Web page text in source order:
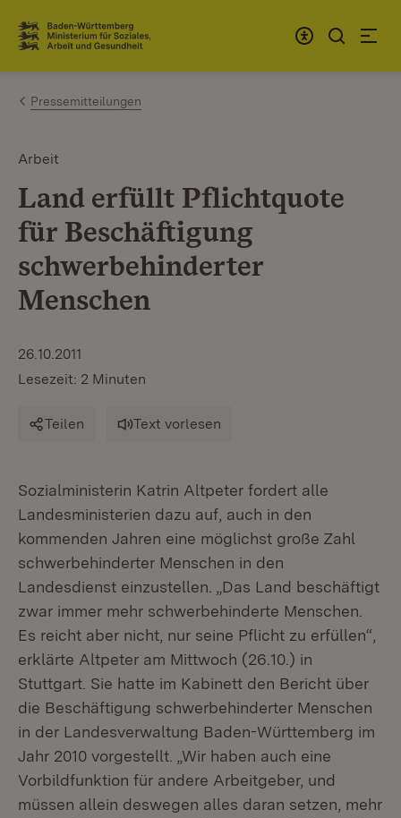
Zum Inhalt springen
Link zur Startseite
Pressemitteilungen
Arbeit
Land erfüllt Pflichtquote
für Beschäftigung
schwerbehinderter
Menschen
26.10.2011
Lesezeit: 2 Minuten
Teilen Text vorlesen
Sozialministerin Katrin Altpeter fordert alle
Landesministerien dazu auf, auch in den
kommenden Jahren eine möglichst große Zahl
schwerbehinderter Menschen in den
Landesdienst einzustellen. „Das Land beschäftigt
zwar immer mehr schwerbehinderte Menschen.
Es reicht aber nicht, nur seine Pflicht zu erfüllen“,
erklärte Altpeter am Mittwoch (26.10.) in
Stuttgart. Sie hatte im Kabinett den Bericht über
die Beschäftigung schwerbehinderter Menschen
in der Landesverwaltung Baden-Württemberg im
Jahr 2010 vorgestellt. „Wir haben auch eine
Vorbildfunktion für andere Arbeitgeber, und
müssen allein deswegen alles daran setzen, mehr